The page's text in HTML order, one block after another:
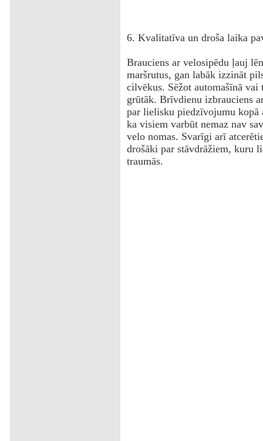
6. Kvalitatīva un droša laika
Brauciens ar velosipēdu ļauj
maršrutus, gan labāk izzināt
cilvēkus. Sēžot automašīnā
grūtāk. Brīvdienu izbrauciens
par lielisku piedzīvojumu kopā
ka visiem varbūt nemaz nav
velo nomas. Svarīgi arī
drošāki par stāvdrāžiem, kuru
traumās.